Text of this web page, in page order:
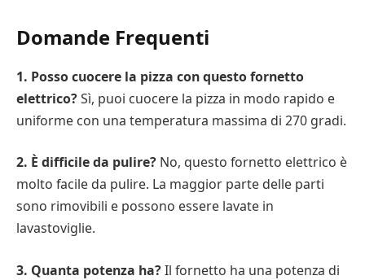
Domande Frequenti
1. Posso cuocere la pizza con questo fornetto
elettrico?Sì, puoi cuocere la pizza in modo rapido e
uniforme con una temperatura massima di 270 gradi.
2. È difficile da pulire? No, questo fornetto elettrico è
molto facile da pulire. La maggior parte delle parti
sono rimovibili e possono essere lavate in
lavastoviglie.
3. Quanta potenza ha?Il fornetto ha una potenza di